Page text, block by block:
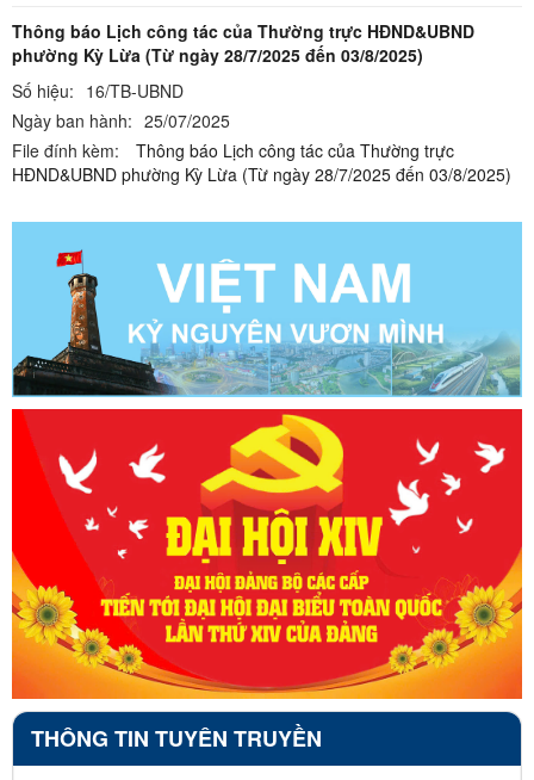
Thông báo Lịch công tác của Thường trực HĐND&UBND
phường Kỳ Lừa (Từ ngày 28/7/2025 đến 03/8/2025)
Số hiệu: 16/TB-UBND
Ngày ban hành: 25/07/2025
File đính kèm:
Thông báo Lịch công tác của Thường trực
HĐND&UBND phường Kỳ Lừa (Từ ngày 28/7/2025 đến 03/8/2025)
THÔNG TIN TUYÊN TRUYỀN